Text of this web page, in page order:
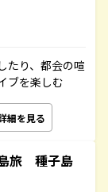
たり、都会の喧
ブを楽しむ
細を見る
旅 種子島